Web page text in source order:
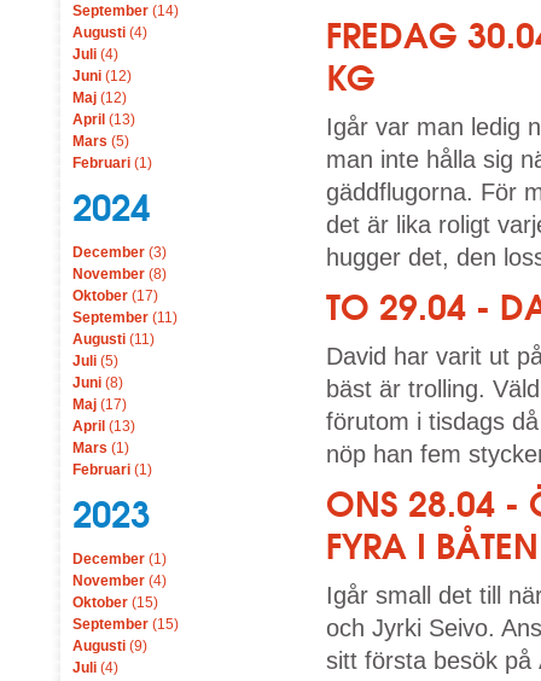
September (14)
Augusti (4)
Juli (4)
Juni (12)
Maj (12)
April (13)
Mars (5)
Februari (1)
2024
December (3)
November (8)
Oktober (17)
September (11)
Augusti (11)
Juli (5)
Juni (8)
Maj (17)
April (13)
Mars (1)
Februari (1)
2023
December (1)
November (4)
Oktober (15)
September (15)
Augusti (9)
Juli (4)
FREDAG
KG
Igår var man ledig
man inte hålla sig
gäddflugorna. För
det är lika roligt
hugger det, den
TO 29.04 -
David har varit ut
bäst är trolling.
förutom i tisdags
nöp han fem
ONS 28.04 -
FYRA I BÅTEN
Igår small det till
och Jyrki Seivo.
sitt första besök på